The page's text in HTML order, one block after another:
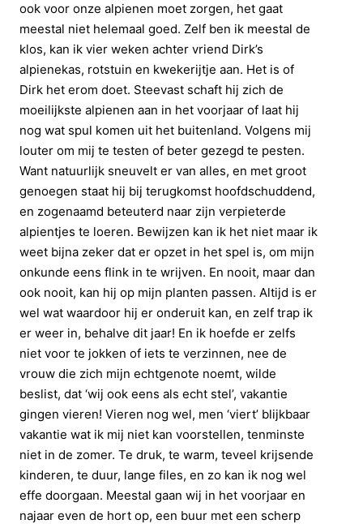
ook voor onze alpienen moet zorgen, het gaat
meestal niet helemaal goed. Zelf ben ik meestal de
klos, kan ik vier weken achter vriend Dirk’s
alpienekas, rotstuin en kwekerijtje aan. Het is of
Dirk het erom doet. Steevast schaft hij zich de
moeilijkste alpienen aan in het voorjaar of laat hij
nog wat spul komen uit het buitenland. Volgens mij
louter om mij te testen of beter gezegd te pesten.
Want natuurlijk sneuvelt er van alles, en met groot
genoegen staat hij bij terugkomst hoofdschuddend,
en zogenaamd beteuterd naar zijn verpieterde
alpientjes te loeren. Bewijzen kan ik het niet maar ik
weet bijna zeker dat er opzet in het spel is, om mijn
onkunde eens flink in te wrijven. En nooit, maar dan
ook nooit, kan hij op mijn planten passen. Altijd is er
wel wat waardoor hij er onderuit kan, en zelf trap ik
er weer in, behalve dit jaar! En ik hoefde er zelfs
niet voor te jokken of iets te verzinnen, nee de
vrouw die zich mijn echtgenote noemt, wilde
beslist, dat ‘wij ook eens als echt stel’, vakantie
gingen vieren! Vieren nog wel, men ‘viert’ blijkbaar
vakantie wat ik mij niet kan voorstellen, tenminste
niet in de zomer. Te druk, te warm, teveel krijsende
kinderen, te duur, lange files, en zo kan ik nog wel
effe doorgaan. Meestal gaan wij in het voorjaar en
najaar even de hort op, een buur met een scherp